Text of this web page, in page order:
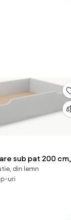
sub pat 200 cm,
din lemn
uri